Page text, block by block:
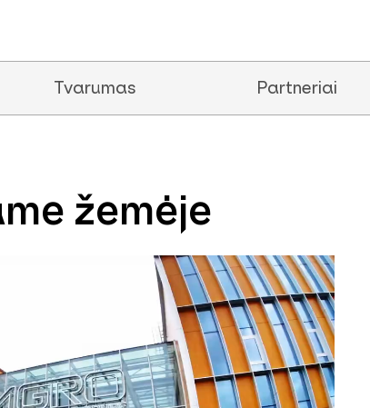
Tvarumas Partneriai
žemėje